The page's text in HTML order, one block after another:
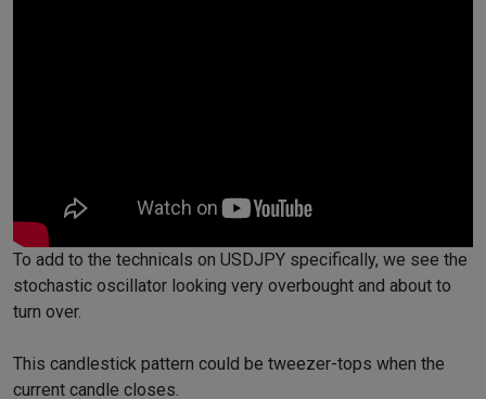
To add to the technicals on USDJPY specifically, we see the
stochastic oscillator looking very overbought and about to
turn over.
This candlestick pattern could be tweezer-tops when the
current candle closes.